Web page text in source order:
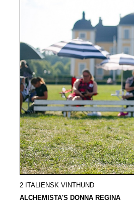
2 ITALIENSK VINTHUND
ALCHEMISTA'S DONNA REGINA